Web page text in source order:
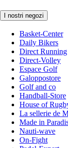
I nostri negozi
Basket-Center
Daily Bikers
Direct Running
Direct-Volley
Espace Golf
Galoppostore
Golf and co
Handball-Store
House of
La sellerie de
Made in
Nauti-wave
On-Fight